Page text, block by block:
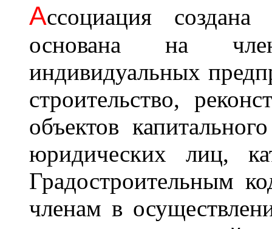
Ассоциация
основана на
индивидуальных
строительство,
объектов
юридических лиц,
Градостроительным
членам в